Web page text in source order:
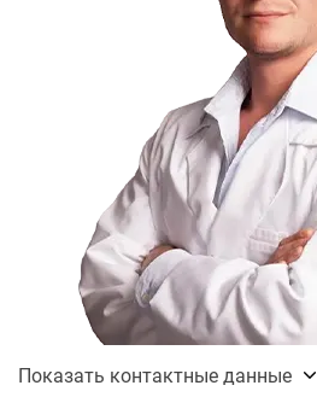
Показать контактные данные